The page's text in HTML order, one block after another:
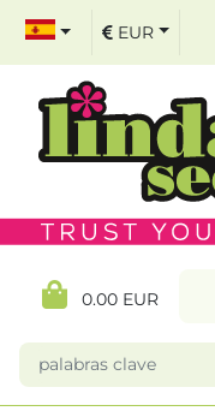
EUR
0.00 EUR